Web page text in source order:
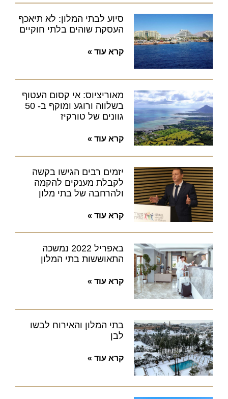
סיוע לבתי המלון: לא תיאכף
העסקת שוהים בלתי חוקיים
קרא עוד »
מאוריציוס: אי קסום העטוף
בשלווה ורוגע ומוקף ב- 50
גוונים של טורקיז
קרא עוד »
יזמים רבים הגישו בקשה
לקבלת מענקים להקמה
ולהרחבה של בתי מלון
קרא עוד »
באפריל 2022 נמשכה
התאוששות בתי המלון
קרא עוד »
בתי המלון והאירוח לבשו
לבן
קרא עוד »